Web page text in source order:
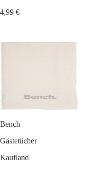
4,99 €
Bench
Gästetücher
Kaufland